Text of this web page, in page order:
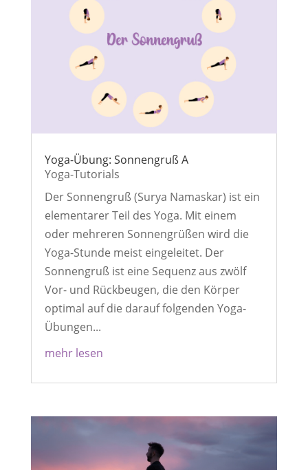
Yoga-Übung: Sonnengruß A
Yoga-Tutorials
Der Sonnengruß (Surya Namaskar) ist ein
elementarer Teil des Yoga. Mit einem
oder mehreren Sonnengrüßen wird die
Yoga-Stunde meist eingeleitet. Der
Sonnengruß ist eine Sequenz aus zwölf
Vor- und Rückbeugen, die den Körper
optimal auf die darauf folgenden Yoga-
Übungen...
mehr lesen